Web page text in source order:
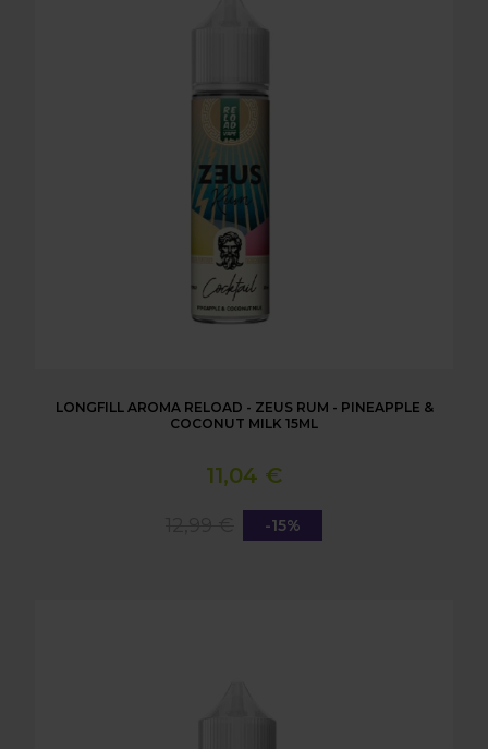
LONGFILL AROMA RELOAD - ZEUS RUM - PINEAPPLE &
COCONUT MILK 15ML
11,04 €
-15%